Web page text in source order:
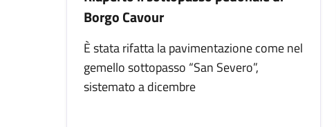
Borgo Cavour
È stata rifatta la pavimentazione come nel
gemello sottopasso “San Severo”,
sistemato a dicembre